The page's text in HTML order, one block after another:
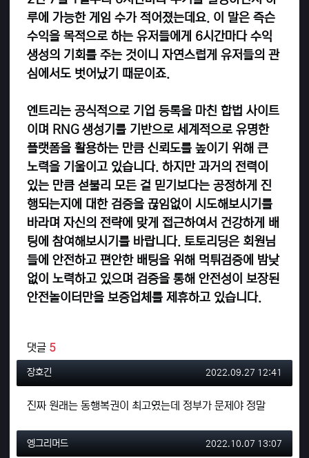
루에 가능한 게임 수가 적어졌는데요. 이 말은 즉슨
수익을 목적으로 하는 유저들에게 6시간마다 수익
생성의 기회를 주는 것이니 자연스럽게 유저들의 관
심에서도 벗어났기 때문이죠.
엔트리는 공식적으로 기업 등록을 마친 합법 사이트
이며 RNG 생성기를 기반으로 세계적으로 유명한
플랫폼을 활용하는 만큼 신뢰도를 높이기 위해 큰
노력을 기울이고 있습니다. 하지만 과거의 전력이
있는 만큼 섣불리 모든 걸 믿기보다는 공정하게 진
행되는지에 대한 검증을 끊임없이 시도해보시기를
바라며 자신의 전략에 맞게 접근하여서 건강하게 배
팅에 참여해보시기를 바랍니다. 토토리딩은 회원님
들에 안전하고 편안한 배팅을 위해 먹튀검증에 밤낮
없이 노력하고 있으며 검증을 통해 안전성이 보장된
안전놀이터만을 보증업체를 제휴하고 있습니다.
댓글 5
장호긴님의 댓글
장호긴 작성일
2022.09.27 12:41
진짜 원래는 동행복권이 최고였는데 정부가 문제야 정말
엥그리머드님의 댓글
엥그리머드 작성일
2022.10.07 13:07